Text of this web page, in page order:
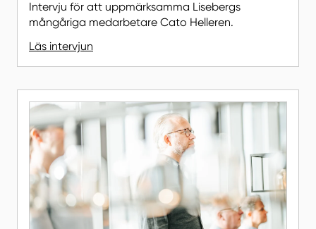
Intervju för att uppmärksamma Lisebergs
mångåriga medarbetare Cato Helleren.
Läs intervjun